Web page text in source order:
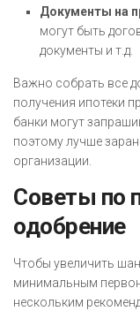
Документы на
могут быть
документы и т.д.
Важно собрать все
получения ипотеки
банки могут
поэтому лучше
организации.
Советы по
одобрение
Чтобы увеличить
минимальным
нескольким